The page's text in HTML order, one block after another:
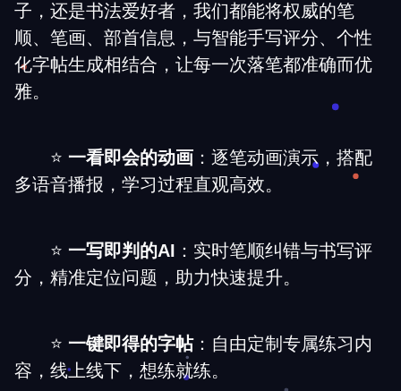
子，还是书法爱好者，我们都能将权威的笔
顺、笔画、部首信息，与智能手写评分、个性
化字帖生成相结合，让每一次落笔都准确而优
雅。
⭐ 一看即会的动画 ：逐笔动画演示，搭配
多语音播报，学习过程直观高效。
⭐ 一写即判的AI ：实时笔顺纠错与书写评
分，精准定位问题，助力快速提升。
⭐ 一键即得的字帖：自由定制专属练习内
容，线上线下，想练就练。